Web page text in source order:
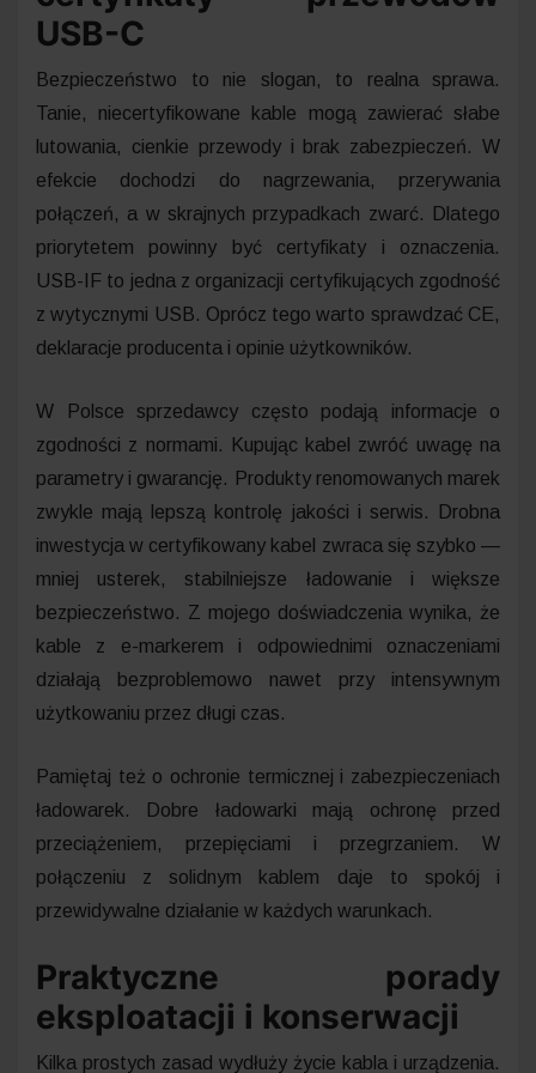
USB-C
Bezpieczeństwo to nie slogan, to realna sprawa.
Tanie, niecertyfikowane kable mogą zawierać słabe
lutowania, cienkie przewody i brak zabezpieczeń. W
efekcie dochodzi do nagrzewania, przerywania
połączeń, a w skrajnych przypadkach zwarć. Dlatego
priorytetem powinny być certyfikaty i oznaczenia.
USB-IF to jedna z organizacji certyfikujących zgodność
z wytycznymi USB. Oprócz tego warto sprawdzać CE,
deklaracje producenta i opinie użytkowników.
W Polsce sprzedawcy często podają informacje o
zgodności z normami. Kupując kabel zwróć uwagę na
parametry i gwarancję. Produkty renomowanych marek
zwykle mają lepszą kontrolę jakości i serwis. Drobna
inwestycja w certyfikowany kabel zwraca się szybko —
mniej usterek, stabilniejsze ładowanie i większe
bezpieczeństwo. Z mojego doświadczenia wynika, że
kable z e-markerem i odpowiednimi oznaczeniami
działają bezproblemowo nawet przy intensywnym
użytkowaniu przez długi czas.
Pamiętaj też o ochronie termicznej i zabezpieczeniach
ładowarek. Dobre ładowarki mają ochronę przed
przeciążeniem, przepięciami i przegrzaniem. W
połączeniu z solidnym kablem daje to spokój i
przewidywalne działanie w każdych warunkach.
Praktyczne porady
eksploatacji i konserwacji
Kilka prostych zasad wydłuży życie kabla i urządzenia.